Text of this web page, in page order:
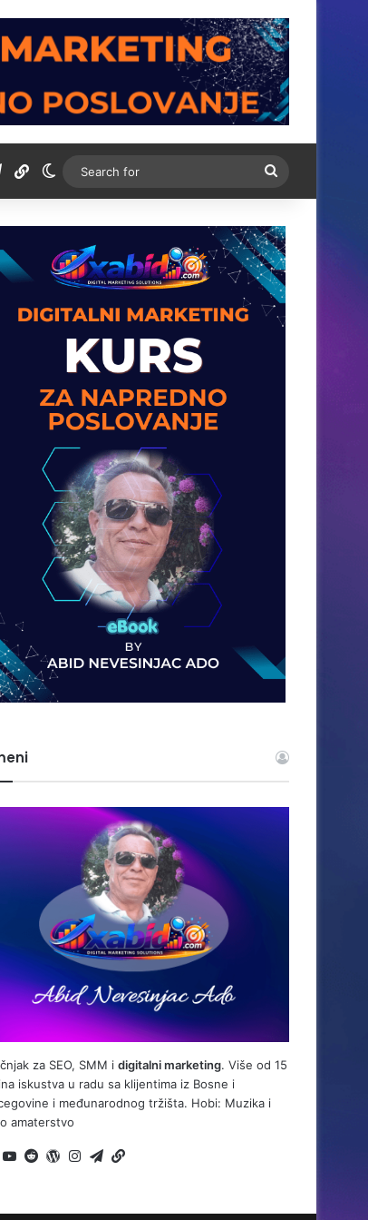
TelegramBiH LinkSwitch skin
for
za SEO, SMM idigitalni marketing. Više od 15
iskustva u radu sa klijentima iz Bosne i
i međunarodnog tržišta. Hobi: Muzika i
amaterstvo
LinkedIn
YouTube
RedditWordPress
Instagram
Telegram